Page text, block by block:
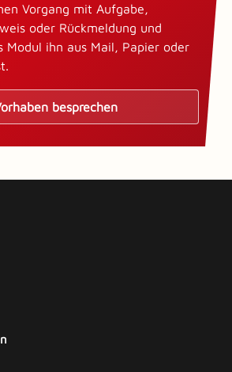
Vorgang mit Aufgabe,
oder Rückmeldung und
Modul ihn aus Mail, Papier oder
besprechen